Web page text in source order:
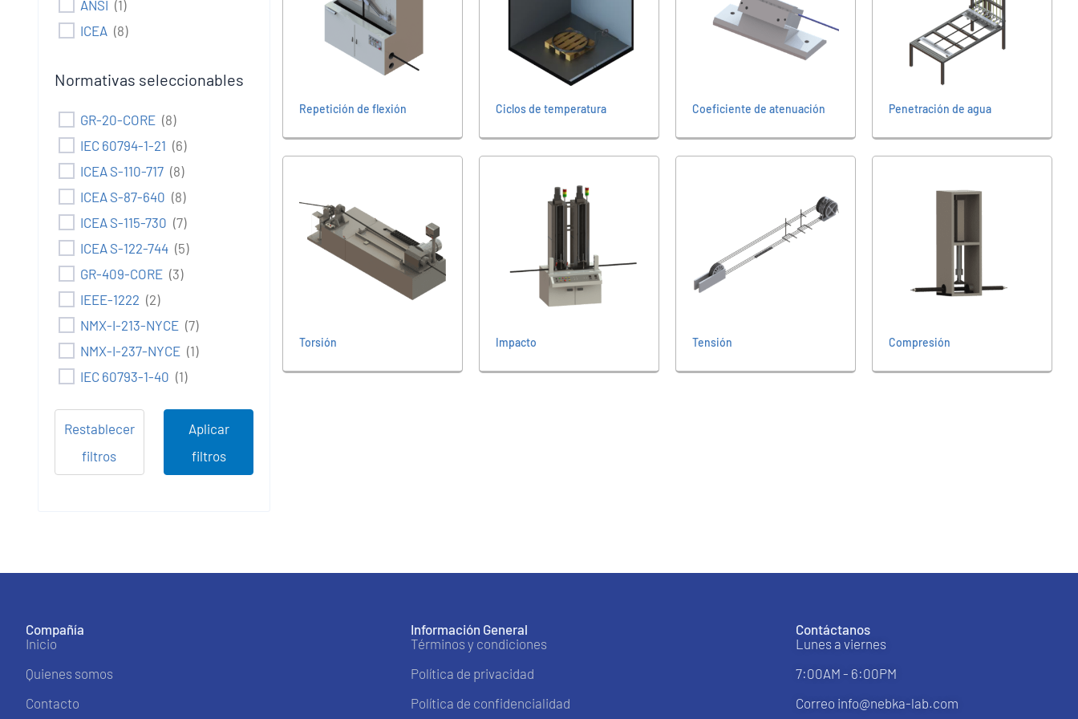
ANSI (1)
ICEA (8)
Normativas seleccionables
GR-20-CORE (8)
IEC 60794-1-21 (6)
ICEA S-110-717 (8)
ICEA S-87-640 (8)
ICEA S-115-730 (7)
ICEA S-122-744 (5)
GR-409-CORE (3)
IEEE-1222 (2)
NMX-I-213-NYCE (7)
NMX-I-237-NYCE (1)
IEC 60793-1-40 (1)
Aplicar
filtros
Restablecer
filtros
Repetición de flexión Ciclos de temperatura Coeficiente de atenuación Penetración de agua
Torsión Impacto Tensión Compresión
Compañía
Inicio
Quienes somos
Contacto
Información General
Términos y condiciones
Política de privacidad
Política de confidencialidad
Contáctanos
Lunes a viernes
7:00AM - 6:00PM
Correo info@nebka-lab.com